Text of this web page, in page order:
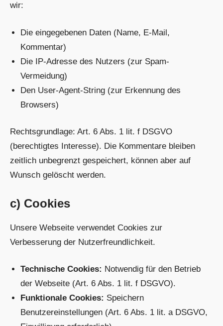
wir:
Die eingegebenen Daten (Name, E-Mail,
Kommentar)
Die IP-Adresse des Nutzers (zur Spam-
Vermeidung)
Den User-Agent-String (zur Erkennung des
Browsers)
Rechtsgrundlage: Art. 6 Abs. 1 lit. f DSGVO
(berechtigtes Interesse). Die Kommentare bleiben
zeitlich unbegrenzt gespeichert, können aber auf
Wunsch gelöscht werden.
c) Cookies
Unsere Webseite verwendet Cookies zur
Verbesserung der Nutzerfreundlichkeit.
Technische Cookies: Notwendig für den Betrieb
der Webseite (Art. 6 Abs. 1 lit. f DSGVO).
Funktionale Cookies: Speichern
Benutzereinstellungen (Art. 6 Abs. 1 lit. a DSGVO,